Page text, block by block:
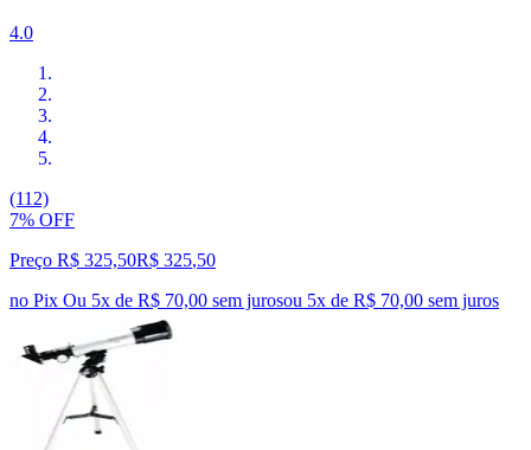
4.0
(112)
7% OFF
Preço R$ 325,50R$ 325,50
no Pix Ou 5x de R$ 70,00 sem jurosou 5x de R$ 70,00 sem juros